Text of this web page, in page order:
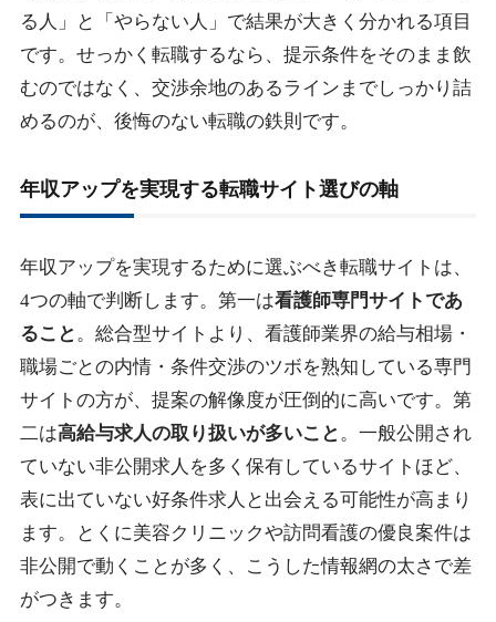
る人」と「やらない人」で結果が大きく分かれる項目
です。せっかく転職するなら、提示条件をそのまま飲
むのではなく、交渉余地のあるラインまでしっかり詰
めるのが、後悔のない転職の鉄則です。
年収アップを実現する転職サイト選びの軸
年収アップを実現するために選ぶべき転職サイトは、
4つの軸で判断します。第一は看護師専門サイトであ
ること 。総合型サイトより、看護師業界の給与相場・
職場ごとの内情・条件交渉のツボを熟知している専門
サイトの方が、提案の解像度が圧倒的に高いです。第
二は高給与求人の取り扱いが多いこと 。一般公開され
ていない非公開求人を多く保有しているサイトほど、
表に出ていない好条件求人と出会える可能性が高まり
ます。とくに美容クリニックや訪問看護の優良案件は
非公開で動くことが多く、こうした情報網の太さで差
がつきます。